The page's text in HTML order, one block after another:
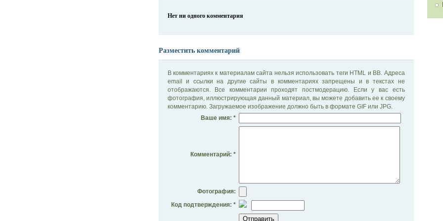
Нет ни одного комментария
Разместить комментарий
В комментариях к материалам сайта нельзя использовать теги HTML и BB. Адреса
email и ссылки на другие сайты в комментариях запрещены и в текстах не
отображаются. Все комментарии проходят постмодерацию. Если у вас есть
фотография, иллюстрирующая данный материал, вы можете добавить ее к своему
комментарию. Загружаемое изображение должно быть в формате GIF или JPG.
Ваше имя: *
Комментарий: *
Фотография:
Код подтверждения: *